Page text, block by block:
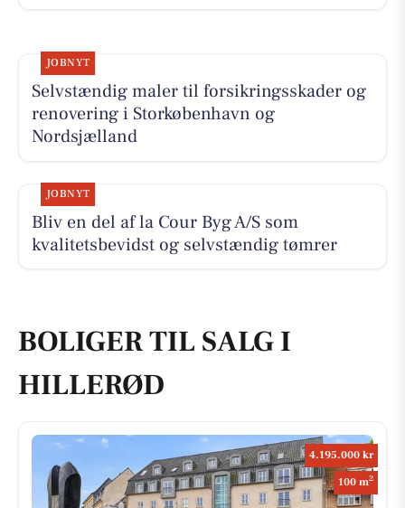
JOBNYT
Selvstændig maler til forsikringsskader og
renovering i Storkøbenhavn og
Nordsjælland
JOBNYT
Bliv en del af la Cour Byg A/S som
kvalitetsbevidst og selvstændig tømrer
BOLIGER TIL SALG I
HILLERØD
4.195.000 kr
100 m2